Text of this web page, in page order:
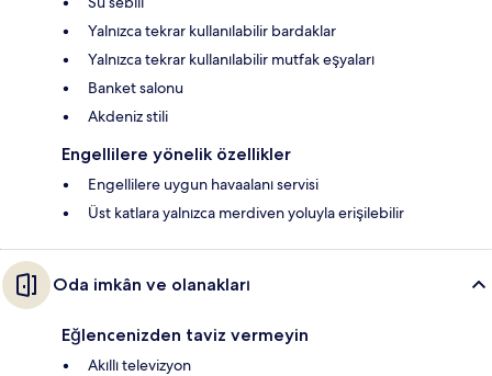
Yalnızca tekrar kullanılabilir bardaklar
Yalnızca tekrar kullanılabilir mutfak eşyaları
Banket salonu
Akdeniz stili
Engellilere yönelik özellikler
Engellilere uygun havaalanı servisi
Üst katlara yalnızca merdiven yoluyla erişilebilir
Oda imkân ve olanakları
Eğlencenizden taviz vermeyin
Akıllı televizyon